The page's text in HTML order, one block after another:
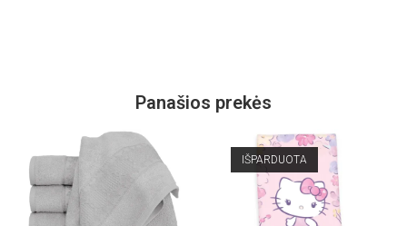
Panašios prekės
IŠPARDUOTA